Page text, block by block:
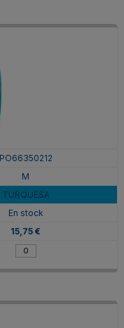
PO66350212
M
TURQUESA
En stock
15,75 €